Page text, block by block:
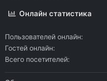
Онлайн статистика
Пользователей онлайн
Гостей онлайн
Всего посетителей